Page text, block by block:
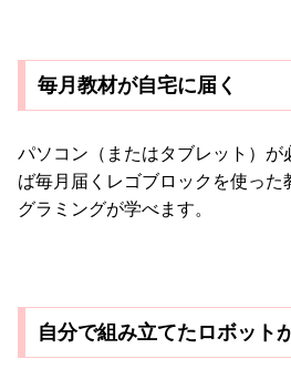
毎月教材が自宅に届く
パソコン（またはタブレット）が
ば毎月届くレゴブロックを使った
グラミングが学べます。
自分で組み立てたロボット